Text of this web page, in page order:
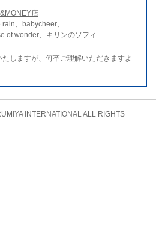
店
、babycheer、
of wonder、キリンのソフィ
しますが、何卒ご理解いただきますよ